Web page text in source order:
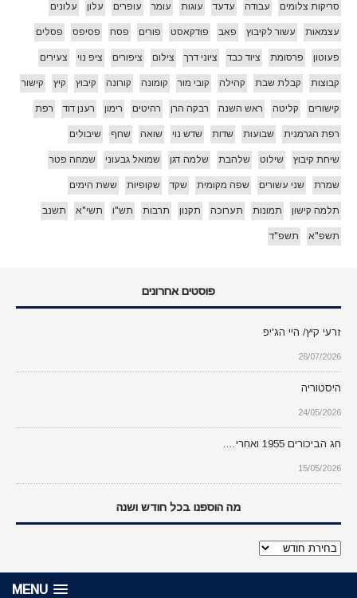
סריקות צלומים עבודה עדעד עוגות עומר עופרים עלון עלונים
עצמאות עשור לקיבוץ פאב פודקאסט פורים פסח פסיפס פסלים
פעוטון פרסומת ציוד כבד ציוני דרך צילום ציפורים ציפ נוי צעירים
קבוצות קבלת שבת קהילה קובי מור קומונה קורונה קיבוץ קיץ קישור
קישורים קליטה ראש השנה רבקה הרן רהיטים רימון רענן דוד רפת
רפת הגרמנית שבועות שדות שדש נוי שואה שחף שיבולים
שיחת קיבוץ שילוט שלהבת שלמה דגן שמואל גבעוני שמחה פטר
שמרת שני עשורים שפה מקומית שקד שקופיות ששת הימים
תלמה קישון תמונות תערוכה תקנון תרבות תש"ו תשי"א תשנב
תשפ"א תשפ"ד
פוסטים אחרונים
זרעי קיץ/ היי הג'יפ
26/07/2026
היסטוריה
24/05/2026
חג הביכורים 1955 ואחרי….
15/05/2026
מה הוספנו בכל חודש ושנה
מה
MENU